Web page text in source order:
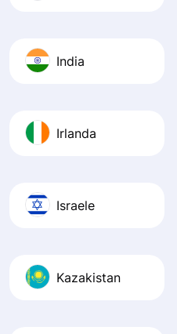
India
Irlanda
Israele
Kazakistan